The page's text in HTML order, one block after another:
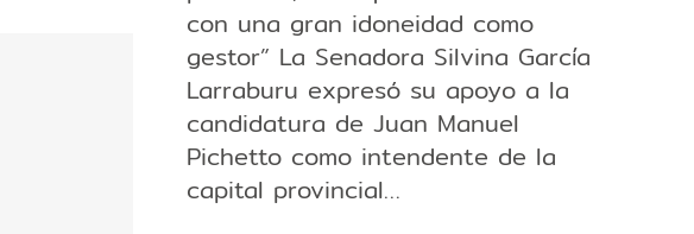
con una gran idoneidad como
gestor” La Senadora Silvina García
Larraburu expresó su apoyo a la
candidatura de Juan Manuel
Pichetto como intendente de la
capital provincial…